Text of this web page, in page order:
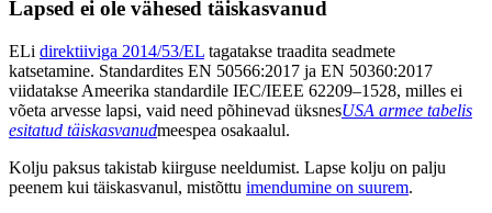
Lapsed ei ole vähesed täiskasvanud
ELi direktiiviga 2014/53/EL tagatakse traadita seadmete
katsetamine. Standardites EN 50566:2017 ja EN 50360:2017
viidatakse Ameerika standardile IEC/IEEE 62209–1528, milles ei
võeta arvesse lapsi, vaid need põhinevad üksnesUSA armee tabelis
esitatud täiskasvanudmeespea osakaalul.
Kolju paksus takistab kiirguse neeldumist. Lapse kolju on palju
peenem kui täiskasvanul, mistõttu imendumine on suurem.